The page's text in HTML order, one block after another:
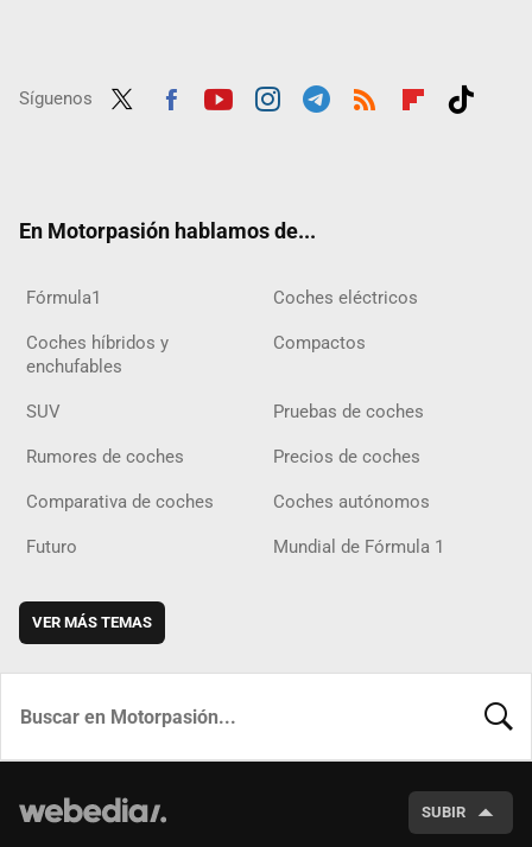
Síguenos
En Motorpasión hablamos de...
Fórmula1 Coches eléctricos
Coches híbridos y
enchufables
Compactos
SUV Pruebas de coches
Rumores de coches Precios de coches
Comparativa de coches Coches autónomos
Futuro Mundial de Fórmula 1
VER MÁS TEMAS
SUBIR